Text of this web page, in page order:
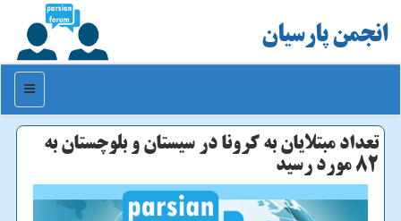
انجمن پارسیان
منو
تعداد مبتلایان به كرونا در سیستان و بلوچستان به
۸۲ مورد رسید